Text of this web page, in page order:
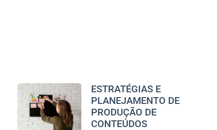
ESTRATÉGIAS E
PLANEJAMENTO DE
PRODUÇÃO DE
CONTEÚDOS